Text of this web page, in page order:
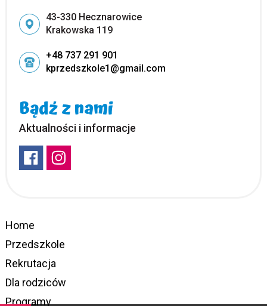
Adres pocztowy:
43-330 Hecznarowice
Krakowska 119
+48 737 291 901
kprzedszkole1@gmail.com
Bądź z nami
Aktualności i informacje
Home
Przedszkole
Rekrutacja
Dla rodziców
Programy